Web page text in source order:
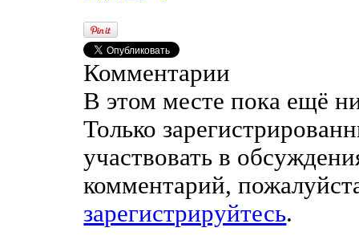
Комментарии
В этом месте пока ещё
Только
участвовать в
комментарий,
зарегистрируйтесь.